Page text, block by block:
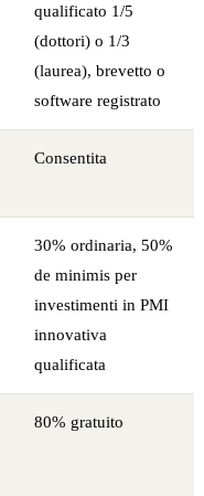
qualificato 1/5
(dottori) o 1/3
(laurea), brevetto o
software registrato
Consentita
30% ordinaria, 50%
de minimis per
investimenti in PMI
innovativa
qualificata
80% gratuito